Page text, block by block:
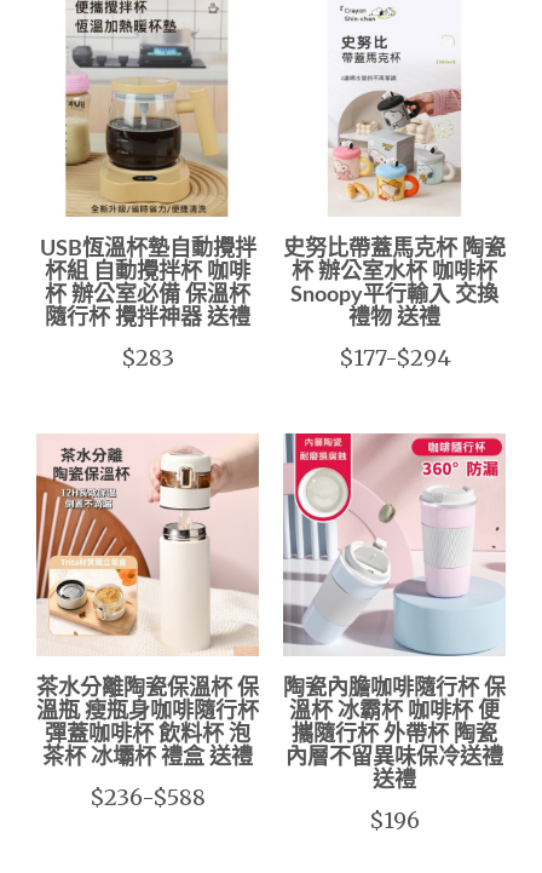
USB恆溫杯墊自動攪拌
杯組 自動攪拌杯 咖啡
杯 辦公室必備 保溫杯
隨行杯 攪拌神器 送禮
$283
史努比帶蓋馬克杯 陶瓷
杯 辦公室水杯 咖啡杯
Snoopy平行輸入 交換
禮物 送禮
$177-$294
茶水分離陶瓷保溫杯 保
溫瓶 瘦瓶身咖啡隨行杯
彈蓋咖啡杯 飲料杯 泡
茶杯 冰壩杯 禮盒 送禮
$236-$588
陶瓷內膽咖啡隨行杯 保
溫杯 冰霸杯 咖啡杯 便
攜隨行杯 外帶杯 陶瓷
內層不留異味保冷送禮
送禮
$196